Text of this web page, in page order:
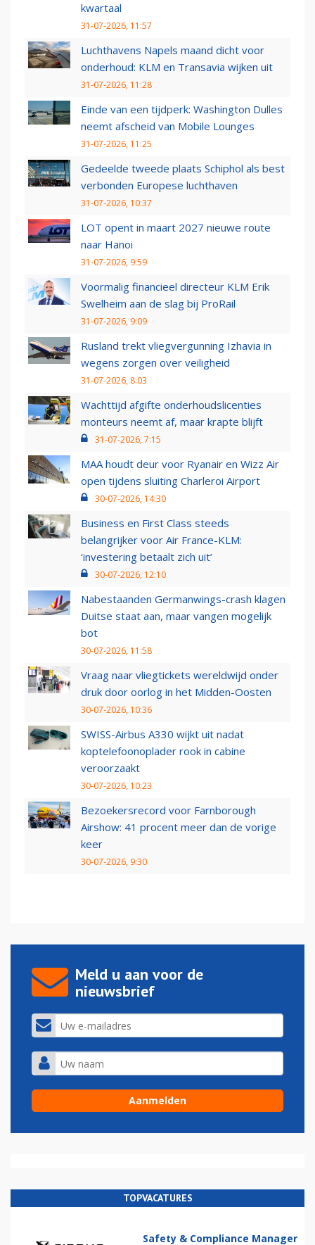
kwartaal
31-07-2026, 11:57
Luchthavens Napels maand dicht voor
onderhoud: KLM en Transavia wijken uit
31-07-2026, 11:28
Einde van een tijdperk: Washington Dulles
neemt afscheid van Mobile Lounges
31-07-2026, 11:25
Gedeelde tweede plaats Schiphol als best
verbonden Europese luchthaven
31-07-2026, 10:37
LOT opent in maart 2027 nieuwe route
naar Hanoi
31-07-2026, 9:59
Voormalig financieel directeur KLM Erik
Swelheim aan de slag bij ProRail
31-07-2026, 9:09
Rusland trekt vliegvergunning Izhavia in
wegens zorgen over veiligheid
31-07-2026, 8:03
Wachttijd afgifte onderhoudslicenties
monteurs neemt af, maar krapte blijft
31-07-2026, 7:15
MAA houdt deur voor Ryanair en Wizz Air
open tijdens sluiting Charleroi Airport
30-07-2026, 14:30
Business en First Class steeds
belangrijker voor Air France-KLM:
‘investering betaalt zich uit’
30-07-2026, 12:10
Nabestaanden Germanwings-crash klagen
Duitse staat aan, maar vangen mogelijk
bot
30-07-2026, 11:58
Vraag naar vliegtickets wereldwijd onder
druk door oorlog in het Midden-Oosten
30-07-2026, 10:36
SWISS-Airbus A330 wijkt uit nadat
koptelefoonoplader rook in cabine
veroorzaakt
30-07-2026, 10:23
Bezoekersrecord voor Farnborough
Airshow: 41 procent meer dan de vorige
keer
30-07-2026, 9:30
Meld u aan voor de
nieuwsbrief
TOPVACATURES
Safety & Compliance Manager